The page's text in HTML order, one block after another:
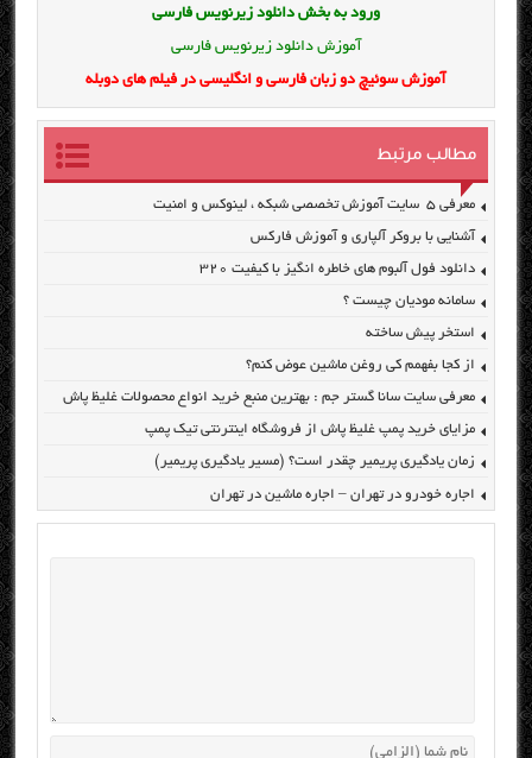
ورود به بخش دانلود زیرنویس فارسی
آموزش دانلود زیرنویس فارسی
آموزش سوئیچ دو زبان فارسی و انگلیسی در فیلم های دوبله
مطالب مرتبط
معرفی ۵ سایت آموزش تخصصی شبکه ، لینوکس و امنیت
آشنایی با بروکر آلپاری و آموزش فارکس
دانلود فول آلبوم های خاطره انگیز با کیفیت ۳۲۰
سامانه مودیان چیست ؟
استخر پیش ساخته
از کجا بفهمم کی روغن ماشین عوض کنم؟
معرفی سایت سانا گستر جم : بهترین منبع خرید انواع محصولات غلیظ پاش
مزایای خرید پمپ غلیظ پاش از فروشگاه اینترنتی تیک پمپ
زمان یادگیری پریمیر چقدر است؟ (مسیر یادگیری پریمیر)
اجاره خودرو در تهران – اجاره ماشین در تهران